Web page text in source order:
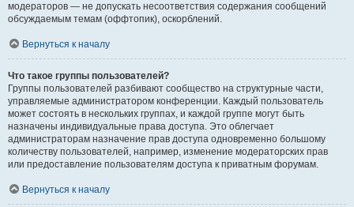
модераторов — не допускать несоответствия содержания сообщений
обсуждаемым темам (оффтопик), оскорблений.
Вернуться к началу
Что такое группы пользователей?
Группы пользователей разбивают сообщество на структурные части,
управляемые администратором конференции. Каждый пользователь
может состоять в нескольких группах, и каждой группе могут быть
назначены индивидуальные права доступа. Это облегчает
администраторам назначение прав доступа одновременно большому
количеству пользователей, например, изменение модераторских прав
или предоставление пользователям доступа к приватным форумам.
Вернуться к началу